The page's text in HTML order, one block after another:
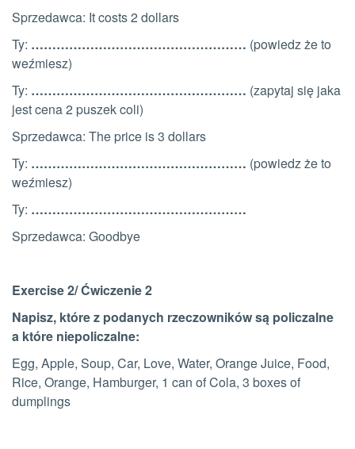
Sprzedawca: It costs 2 dollars
Ty: …………………………………………… (powiedz że to
weźmiesz)
Ty: …………………………………………… (zapytaj się jaka
jest cena 2 puszek coli)
Sprzedawca: The price is 3 dollars
Ty: …………………………………………… (powiedz że to
weźmiesz)
Ty: ……………………………………………
Sprzedawca: Goodbye
Exercise 2/ Ćwiczenie 2
Napisz, które z podanych rzeczowników są policzalne
a które niepoliczalne:
Egg, Apple, Soup, Car, Love, Water, Orange Juice, Food,
Rice, Orange, Hamburger, 1 can of Cola, 3 boxes of
dumplings